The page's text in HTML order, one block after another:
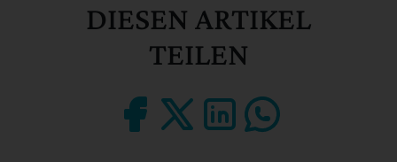
DIESEN ARTIKEL
TEILEN